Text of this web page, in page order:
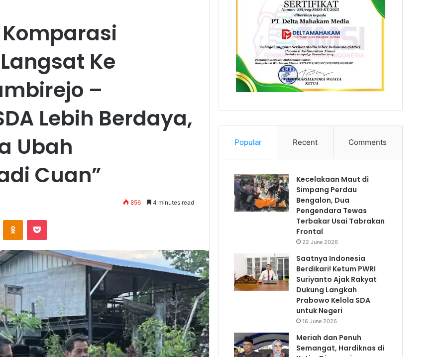
Ke
–
Lebih Berdaya,
Ubah
Cuan”
856 4 minutes read
Popular Recent Comments
Kecelakaan Maut di
Simpang Perdau
Bengalon, Dua
Pengendara Tewas
Terbakar Usai Tabrakan
Frontal
22 June 2026
Saatnya Indonesia
Berdikari! Ketum PWRI
Suriyanto Ajak Rakyat
Dukung Langkah
Prabowo Kelola SDA
untuk Negeri
16 June 2026
Meriah dan Penuh
Semangat, Hardiknas di